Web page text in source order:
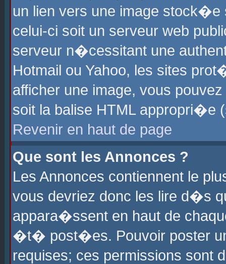
un lien vers une image
celui-ci soit un serveur web
serveur n�cessitant une
Hotmail ou Yahoo, les sites
afficher une image, vous
soit la balise HTML
Revenir en haut de page
Que sont les Annonces ?
Les Annonces contiennent le
vous devriez donc les lire d�s
appara�ssent en haut de
�t� post�es. Pouvoir poster
requises; ces permissions sont